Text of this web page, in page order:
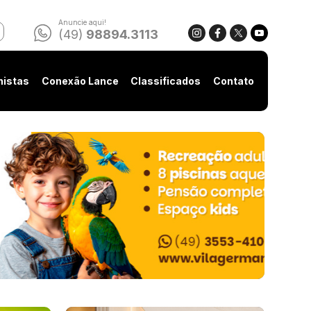
Anuncie aqui!
(49) 98894.3113
Conexão Lance Classificados Contato